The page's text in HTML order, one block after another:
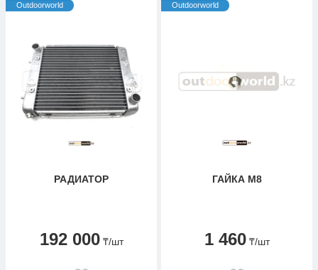
Outdoorworld
РАДИАТОР
192 000 ₸/шт
Outdoorworld
ГАЙКА М8
1 460 ₸/шт